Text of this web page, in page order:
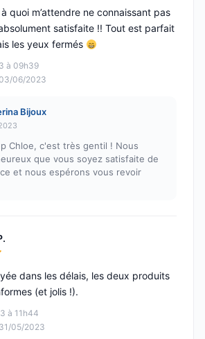
à 09h39
06/2023
quoi m’attendre ne connaissant pas
satisfaite !! Tout est parfait
les yeux fermés
Bijoux
Chloe, c'est très gentil ! Nous
que vous soyez satisfaite de
et nous espérons vous revoir
5
à 11h44
05/2023
dans les délais, les deux produits
(et jolis !).